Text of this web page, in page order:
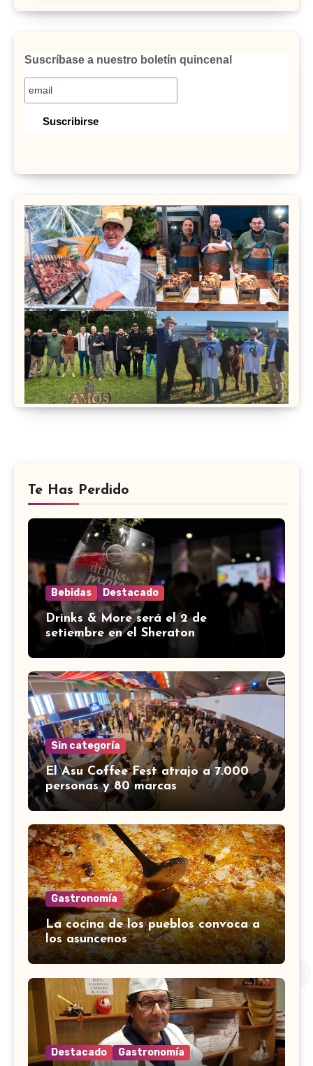
Suscríbase a nuestro boletín quincenal
Te Has Perdido
Bebidas Destacado
Drinks & More será el 2 de
setiembre en el Sheraton
Sin categoría
El Asu Coffee Fest atrajo a 7.000
personas y 80 marcas
Gastronomía
La cocina de los pueblos convoca a
los asuncenos
Destacado Gastronomía